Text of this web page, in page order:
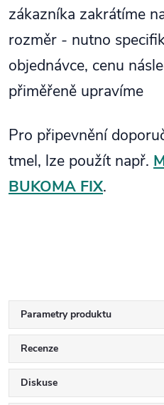
zákazníka zakrátíme
rozměr - nutno
objednávce, cenu
přiměřeně upravíme
Pro připevnění
tmel, lze použít např.
BUKOMA FIX.
Parametry produktu
Recenze
Diskuse